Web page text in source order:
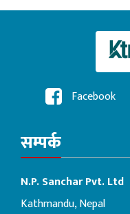
Facebook
सम्पर्क
N.P. Sanchar Pvt. Ltd
Kathmandu, Nepal